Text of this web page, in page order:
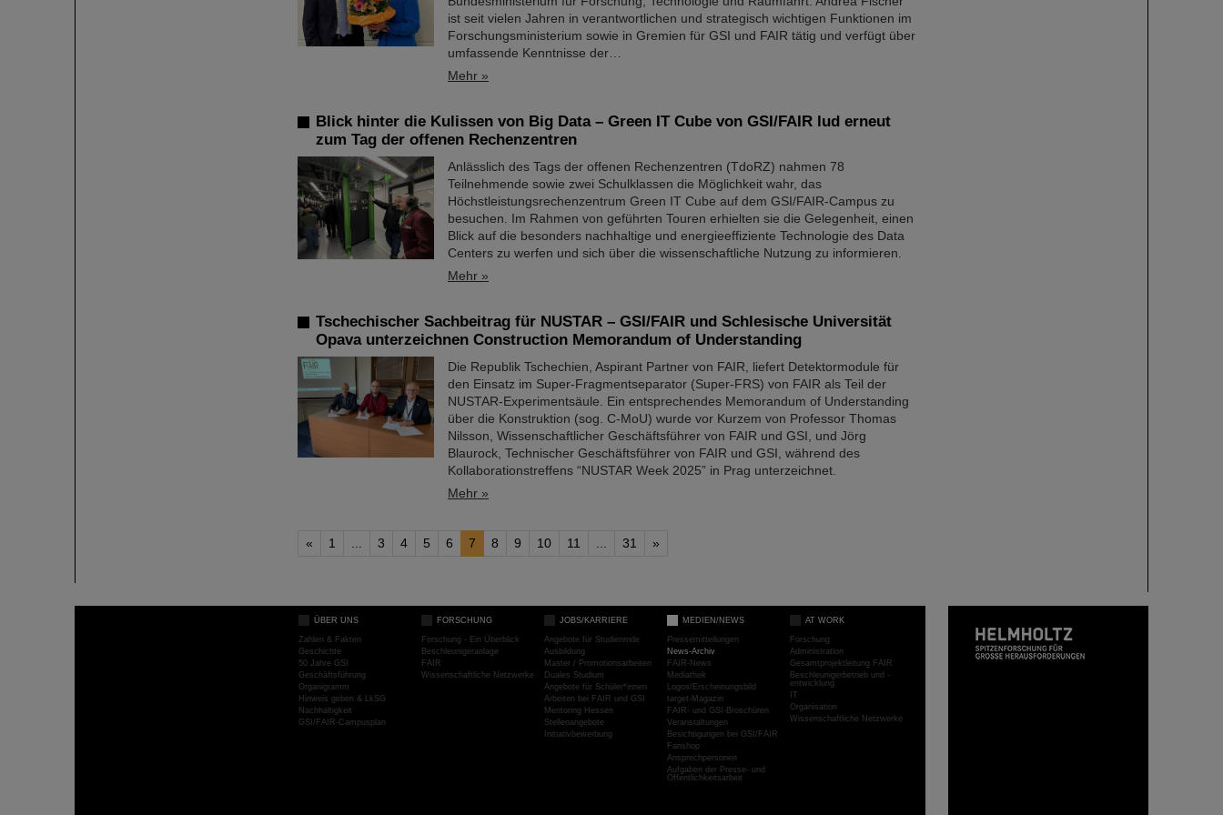
ist seit vielen Jahren in verantwortlichen und strategisch wichtigen Funktionen im
Forschungsministerium sowie in Gremien für GSI und FAIR tätig und verfügt über
umfassende Kenntnisse der…
Mehr »
Blick hinter die Kulissen von Big Data – Green IT Cube von GSI/FAIR lud erneut
zum Tag der offenen Rechenzentren
Anlässlich des Tags der offenen Rechenzentren (TdoRZ) nahmen 78
Teilnehmende sowie zwei Schulklassen die Möglichkeit wahr, das
Höchstleistungsrechenzentrum Green IT Cube auf dem GSI/FAIR-Campus zu
besuchen. Im Rahmen von geführten Touren erhielten sie die Gelegenheit, einen
Blick auf die besonders nachhaltige und energieeffiziente Technologie des Data
Centers zu werfen und sich über die wissenschaftliche Nutzung zu informieren.
Mehr »
Tschechischer Sachbeitrag für NUSTAR – GSI/FAIR und Schlesische Universität
Opava unterzeichnen Construction Memorandum of Understanding
Die Republik Tschechien, Aspirant Partner von FAIR, liefert Detektormodule für
den Einsatz im Super-Fragmentseparator (Super-FRS) von FAIR als Teil der
NUSTAR-Experimentsäule. Ein entsprechendes Memorandum of Understanding
über die Konstruktion (sog. C-MoU) wurde vor Kurzem von Professor Thomas
Nilsson, Wissenschaftlicher Geschäftsführer von FAIR und GSI, und Jörg
Blaurock, Technischer Geschäftsführer von FAIR und GSI, während des
Kollaborationstreffens “NUSTAR Week 2025” in Prag unterzeichnet.
Mehr »
« 1 3 4 5 6 7 8 9 10 11 31 »
ÜBER UNS
Zahlen & Fakten
Geschichte
50 Jahre GSI
Geschäftsführung
Organigramm
Hinweis geben & LkSG
Nachhaltigkeit
GSI/FAIR-Campusplan
FORSCHUNG
Forschung - Ein Überblick
Beschleunigeranlage
FAIR
Wissenschaftliche Netzwerke
JOBS/KARRIERE
Angebote für Studierende
Ausbildung
Master / Promotionsarbeiten
Duales Studium
Angebote für Schüler*innen
Arbeiten bei FAIR und GSI
Mentoring Hessen
Stellenangebote
Initiativbewerbung
MEDIEN/NEWS
Pressemitteilungen
News-Archiv
FAIR-News
Mediathek
Logos/Erscheinungsbild
target-Magazin
FAIR- und GSI-Broschüren
Veranstaltungen
Besichtigungen bei GSI/FAIR
Fanshop
Ansprechpersonen
Aufgaben der Presse- und
Öffentlichkeitsarbeit
AT WORK
Forschung
Administration
Gesamtprojektleitung FAIR
Beschleunigerbetrieb und -
entwicklung
IT
Organisation
Wissenschaftliche Netzwerke